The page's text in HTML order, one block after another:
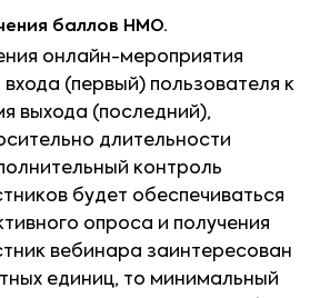
баллов НМО.
онлайн-мероприятия
(первый) пользователя к
выхода (последний),
длительности
контроль
будет обеспечиваться
опроса и получения
вебинара заинтересован
единиц, то минимальный